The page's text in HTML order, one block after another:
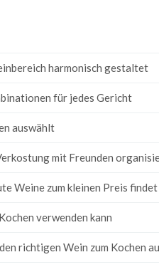
harmonisch gestaltet
für jedes Gericht
auswählt
mit Freunden
Weine zum kleinen Preis findet
verwenden kann
richtigen Wein zum Kochen